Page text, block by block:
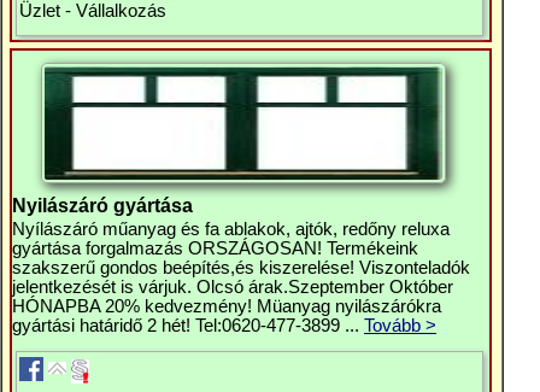
Üzlet - Vállalkozás
Nyilászáró gyártása
Nyílászáró műanyag és fa ablakok, ajtók, redőny reluxa
gyártása forgalmazás ORSZÁGOSAN! Termékeink
szakszerű gondos beépítés,és kiszerelése! Viszonteladók
jelentkezését is várjuk. Olcsó árak.Szeptember Október
HÓNAPBA 20% kedvezmény! Müanyag nyilászárókra
gyártási határidő 2 hét! Tel:0620-477-3899 ... Tovább >